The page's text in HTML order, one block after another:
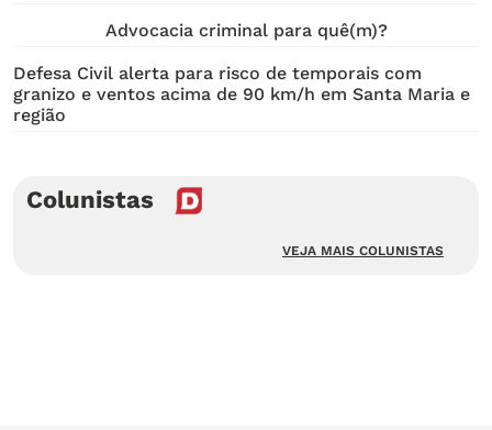
Advocacia criminal para quê(m)?
Defesa Civil alerta para risco de temporais com
granizo e ventos acima de 90 km/h em Santa Maria e
região
Colunistas
VEJA MAIS COLUNISTAS